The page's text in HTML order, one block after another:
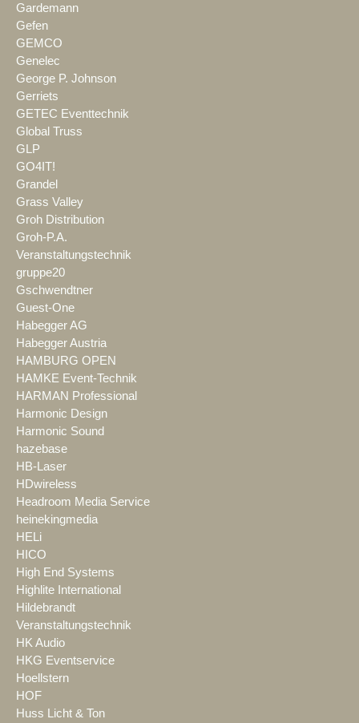
Gardemann
Gefen
GEMCO
Genelec
George P. Johnson
Gerriets
GETEC Eventtechnik
Global Truss
GLP
GO4IT!
Grandel
Grass Valley
Groh Distribution
Groh-P.A.
Veranstaltungstechnik
gruppe20
Gschwendtner
Guest-One
Habegger AG
Habegger Austria
HAMBURG OPEN
HAMKE Event-Technik
HARMAN Professional
Harmonic Design
Harmonic Sound
hazebase
HB-Laser
HDwireless
Headroom Media Service
heinekingmedia
HELi
HICO
High End Systems
Highlite International
Hildebrandt
Veranstaltungstechnik
HK Audio
HKG Eventservice
Hoellstern
HOF
Huss Licht & Ton